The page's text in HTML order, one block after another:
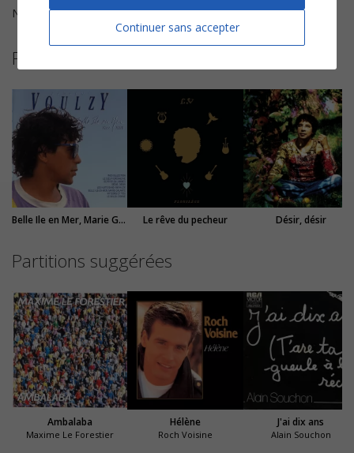
Nombre de pages
4
Plus de partitions de Laurent Voulzy
Belle Ile en Mer, Marie Galante Le rêve du pecheur Désir, désir
Partitions suggérées
Ambalaba
Maxime Le Forestier
Hélène
Roch Voisine
J'ai dix ans
Alain Souchon
Continuer sans accepter